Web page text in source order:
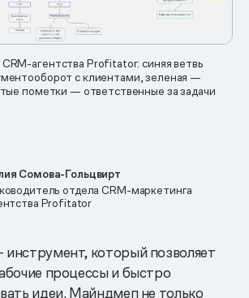
агентства Profitator: синяя ветвь
с клиентами, зеленая —
пометки — ответственные за задачи
Сомова-Гольцвирт
отдела CRM-маркетинга
Profitator
который позволяет
процессы и быстро
идеи. Майндмеп не только